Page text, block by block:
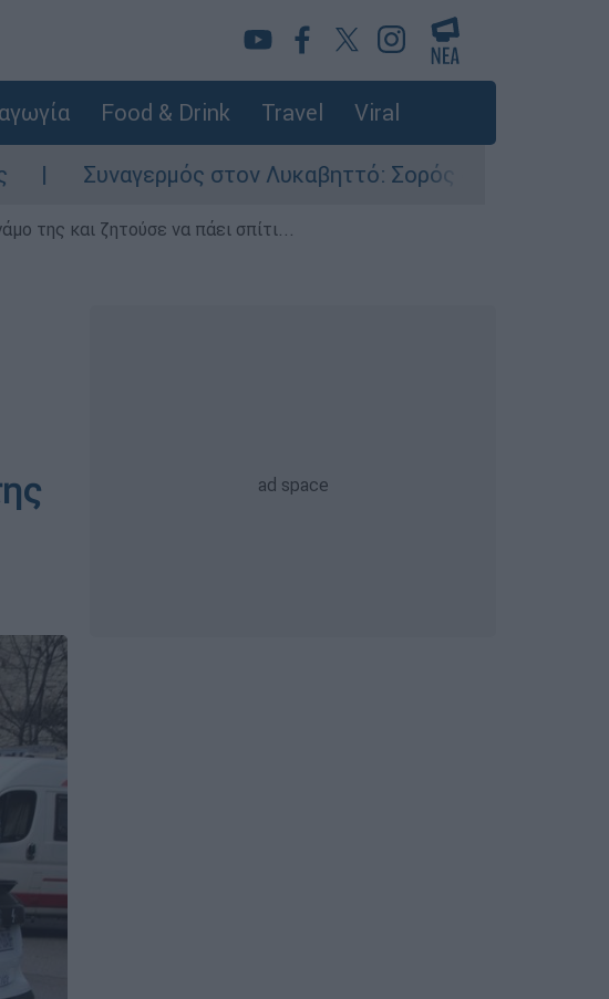
Food & Drink Travel Viral
στον Λυκαβηττό: Σορός σε προχωρημένη σήψη
της και ζητούσε να πάει σπίτι...